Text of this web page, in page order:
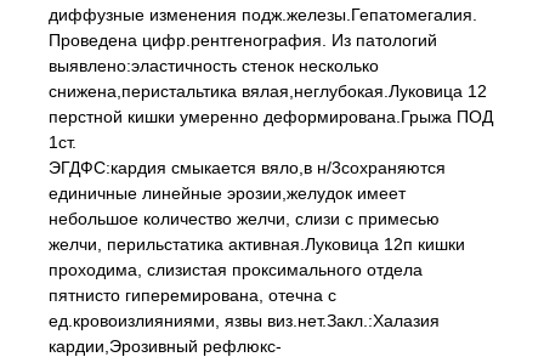
диффузные изменения подж.железы.Гепатомегалия.
Проведена цифр.рентгенография. Из патологий
выявлено:эластичность стенок несколько
снижена,перистальтика вялая,неглубокая.Луковица 12
перстной кишки умеренно деформирована.Грыжа ПОД
1ст.
ЭГДФС:кардия смыкается вяло,в н/3сохраняются
единичные линейные эрозии,желудок имеет
небольшое количество желчи, слизи с примесью
желчи, перильстатика активная.Луковица 12п кишки
проходима, слизистая проксимального отдела
пятнисто гиперемирована, отечна с
ед.кровоизлияниями, язвы виз.нет.Закл.:Халазия
кардии,Эрозивный рефлюкс-